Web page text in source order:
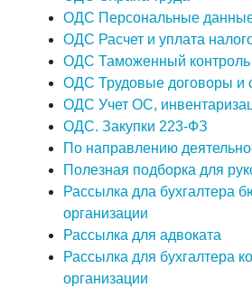
ОДС Персональные
ОДС Расчет и уплата
ОДС Таможенный контроль
ОДС Трудовые договоры и
ОДС Учет ОС,
ОДС. Закупки 223-ФЗ
По направлению
Полезная подборка для
Рассылка дла бухгалтера
организации
Рассылка для адвоката
Рассылка для бухгалтера
организации